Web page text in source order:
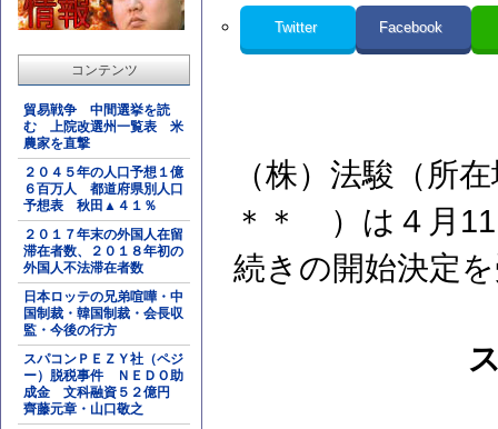
コンテンツ
貿易戦争 中間選挙を読
む 上院改選州一覧表 米
農家を直撃
２０４５年の人口予想１億
６百万人 都道府県別人口
予想表 秋田▲４１％
２０１７年末の外国人在留
滞在者数、２０１８年初の
外国人不法滞在者数
日本ロッテの兄弟喧嘩・中
国制裁・韓国制裁・会長収
監・今後の行方
スパコンＰＥＺＹ社（ペジ
ー）脱税事件 ＮＥＤＯ助
成金 文科融資５２億円
齊藤元章・山口敬之
Twitter Facebook
（株）法駿（所
＊＊ ）は４月
続きの開始決定